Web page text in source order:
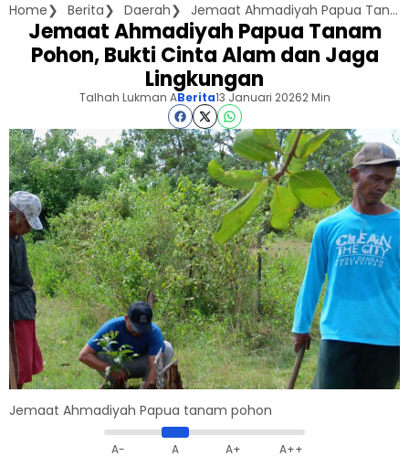
Home Berita Daerah Jemaat Ahmadiyah Papua Tanam Pohon, Bukti Cinta Alam dan Jaga Lingkungan
Jemaat Ahmadiyah Papua Tanam
Pohon, Bukti Cinta Alam dan Jaga
Lingkungan
Talhah Lukman ABerita13 Januari 20262 Min
Jemaat Ahmadiyah Papua tanam pohon
A- A A+ A++